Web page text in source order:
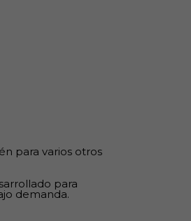
para varios otros
para
demanda.